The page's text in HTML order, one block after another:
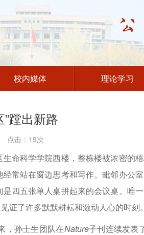
校内媒体 理论学习
蹚出新路
击： 19次
命科学学院西楼，整栋楼被浓密的
常站在窗边思考和写作。毗邻办公
四五张单人桌拼起来的会议桌。唯
证了许多默默耕耘和激动人心的时刻。
，孙士生团队在Nature子刊连续发表